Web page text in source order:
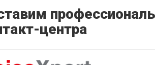
центра